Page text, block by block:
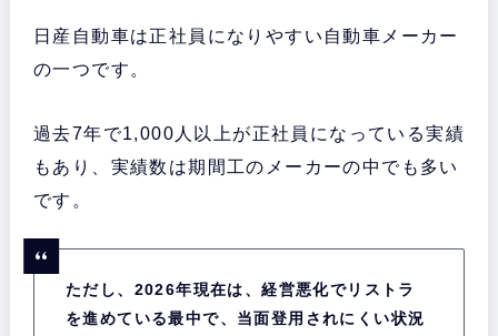
日産自動車は正社員になりやすい自動車メーカー
の一つです。
過去7年で1,000人以上が正社員になっている実績
もあり、実績数は期間工のメーカーの中でも多い
です。
ただし、2026年現在は、経営悪化でリストラ
を進めている最中で、当面登用されにくい状況